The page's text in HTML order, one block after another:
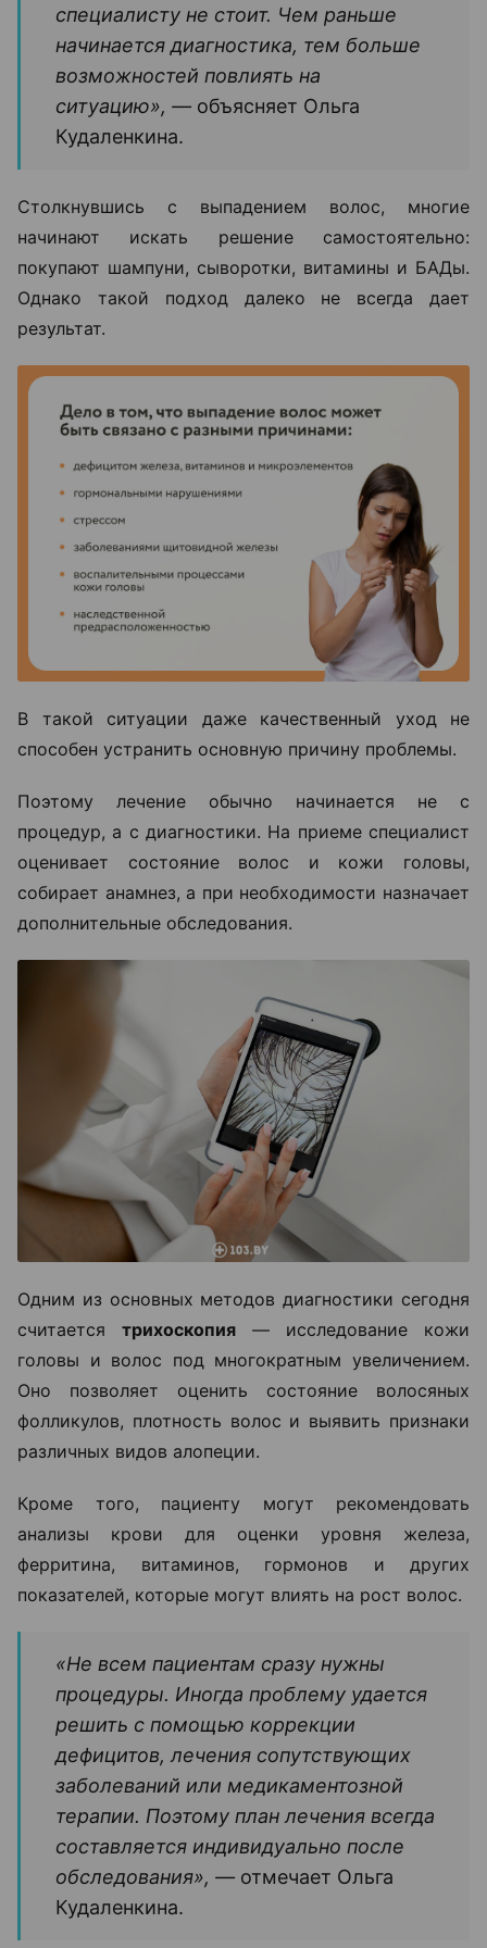
специалисту не стоит. Чем раньше
начинается диагностика, тем больше
возможностей повлиять на
ситуацию», — объясняет Ольга
Кудаленкина.
Столкнувшись с выпадением волос, многие
начинают искать решение самостоятельно:
покупают шампуни, сыворотки, витамины и БАДы.
Однако такой подход далеко не всегда дает
результат.
В такой ситуации даже качественный уход не
способен устранить основную причину проблемы.
Поэтому лечение обычно начинается не с
процедур, а с диагностики. На приеме специалист
оценивает состояние волос и кожи головы,
собирает анамнез, а при необходимости назначает
дополнительные обследования.
Одним из основных методов диагностики сегодня
считается трихоскопия — исследование кожи
головы и волос под многократным увеличением.
Оно позволяет оценить состояние волосяных
фолликулов, плотность волос и выявить признаки
различных видов алопеции.
Кроме того, пациенту могут рекомендовать
анализы крови для оценки уровня железа,
ферритина, витаминов, гормонов и других
показателей, которые могут влиять на рост волос.
«Не всем пациентам сразу нужны
процедуры. Иногда проблему удается
решить с помощью коррекции
дефицитов, лечения сопутствующих
заболеваний или медикаментозной
терапии. Поэтому план лечения всегда
составляется индивидуально после
обследования», — отмечает Ольга
Кудаленкина.